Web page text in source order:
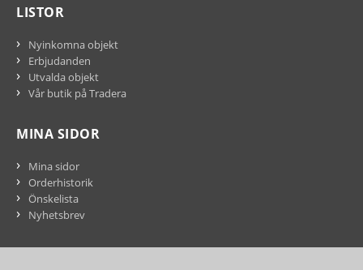
LISTOR
Nyinkomna objekt
Erbjudanden
Utvalda objekt
Vår butik på Tradera
MINA SIDOR
Mina sidor
Orderhistorik
Önskelista
Nyhetsbrev